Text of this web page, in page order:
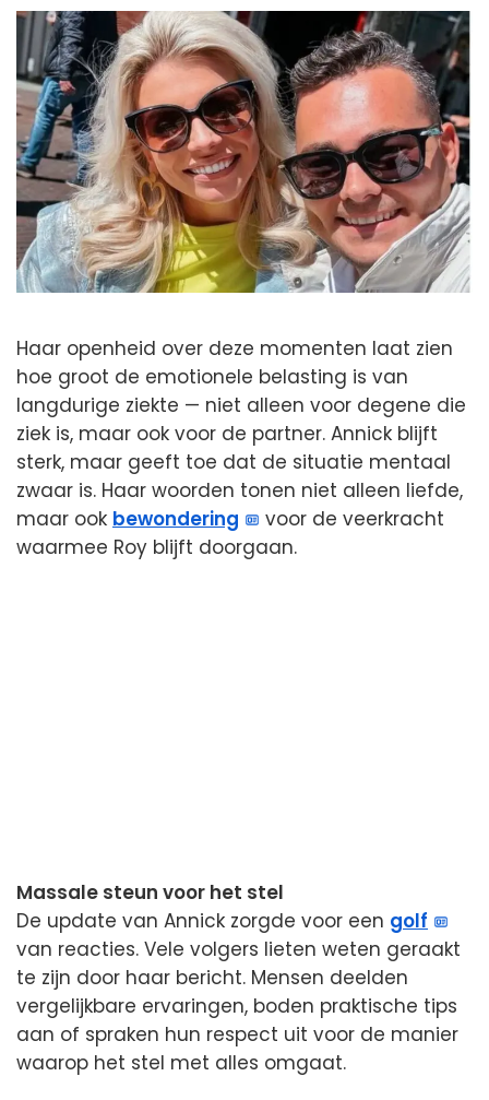
Haar openheid over deze momenten laat zien
hoe groot de emotionele belasting is van
langdurige ziekte — niet alleen voor degene die
ziek is, maar ook voor de partner. Annick blijft
sterk, maar geeft toe dat de situatie mentaal
zwaar is. Haar woorden tonen niet alleen liefde,
maar ook bewondering
voor de veerkracht
waarmee Roy blijft doorgaan.
Massale steun voor het stel
De update van Annick zorgde voor een golf
van reacties. Vele volgers lieten weten geraakt
te zijn door haar bericht. Mensen deelden
vergelijkbare ervaringen, boden praktische tips
aan of spraken hun respect uit voor de manier
waarop het stel met alles omgaat.